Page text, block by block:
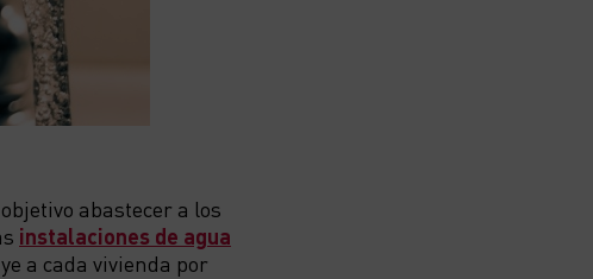
abastecer a los
instalaciones de agua
a cada vivienda por